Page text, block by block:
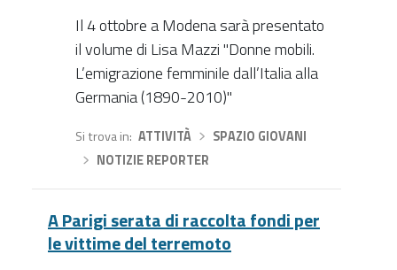
Il 4 ottobre a Modena sarà presentato
il volume di Lisa Mazzi "Donne mobili.
L’emigrazione femminile dall’Italia alla
Germania (1890-2010)"
Si trova in ATTIVITÀ›
SPAZIO GIOVANI
NOTIZIE REPORTER
A Parigi serata di raccolta fondi per
le vittime del terremoto